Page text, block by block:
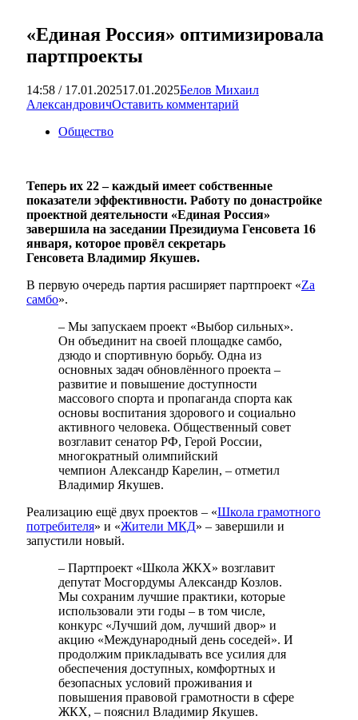
«Единая Россия» оптимизировала
партпроекты
14:58 / 17.01.202517.01.2025Белов Михаил
АлександровичОставить комментарий
Общество
Теперь их 22 – каждый имеет собственные
показатели эффективности. Работу по донастройке
проектной деятельности «Единая Россия»
завершила на заседании Президиума Генсовета 16
января, которое провёл секретарь
Генсовета Владимир Якушев.
В первую очередь партия расширяет партпроект «Zа
самбо».
– Мы запускаем проект «Выбор сильных».
Он объединит на своей площадке самбо,
дзюдо и спортивную борьбу. Одна из
основных задач обновлённого проекта –
развитие и повышение доступности
массового спорта и пропаганда спорта как
основы воспитания здорового и социально
активного человека. Общественный совет
возглавит сенатор РФ, Герой России,
многократный олимпийский
чемпион Александр Карелин, – отметил
Владимир Якушев.
Реализацию ещё двух проектов – «Школа грамотного
потребителя» и «Жители МКД» – завершили и
запустили новый.
– Партпроект «Школа ЖКХ» возглавит
депутат Мосгордумы Александр Козлов.
Мы сохраним лучшие практики, которые
использовали эти годы – в том числе,
конкурс «Лучший дом, лучший двор» и
акцию «Международный день соседей». И
продолжим прикладывать все усилия для
обеспечения доступных, комфортных и
безопасных условий проживания и
повышения правовой грамотности в сфере
ЖКХ, – пояснил Владимир Якушев.